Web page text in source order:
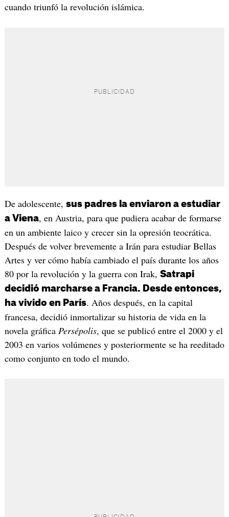
cuando triunfó la revolución islámica.
De adolescente, sus padres la enviaron a estudiar
a Viena, en Austria, para que pudiera acabar de formarse
en un ambiente laico y crecer sin la opresión teocrática.
Después de volver brevemente a Irán para estudiar Bellas
Artes y ver cómo había cambiado el país durante los años
80 por la revolución y la guerra con Irak, Satrapi
decidió marcharse a Francia. Desde entonces,
ha vivido en París. Años después, en la capital
francesa, decidió inmortalizar su historia de vida en la
novela gráfica Persépolis, que se publicó entre el 2000 y el
2003 en varios volúmenes y posteriormente se ha reeditado
como conjunto en todo el mundo.